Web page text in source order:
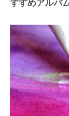
すすめアルバ